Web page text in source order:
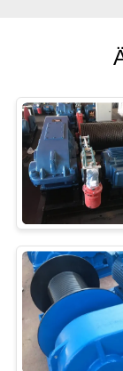
PRIVACY
POLICY